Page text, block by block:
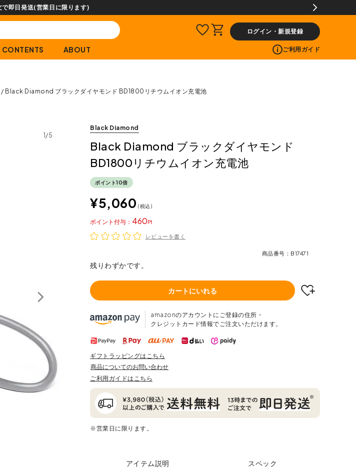
ログイン・新規登録
CONTENTS ABOUT ご利用ガイド
Black Diamond ブラックダイヤモンド BD1800リチウムイオン充電池
1/5
Black Diamond
Black Diamond ブラックダイヤモンド
BD1800リチウムイオン充電池
ポイント10倍
¥5,060 税込
460
ポイント
レビューを書く
商品番号 B17471
残りわずかです。
カートにいれる
amazonのアカウントにご登録の住所・
クレジットカード情報でご注文いただけます。
ギフトラッピングはこちら
商品についてのお問い合わせ
ご利用ガイドはこちら
※営業日に限ります。
アイテム説明 スペック